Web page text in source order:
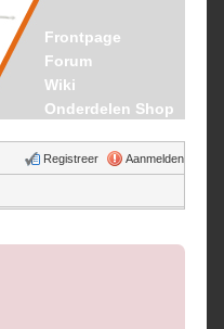
Frontpage
Forum
Wiki
Onderdelen Shop
Aanmelden
Registreer